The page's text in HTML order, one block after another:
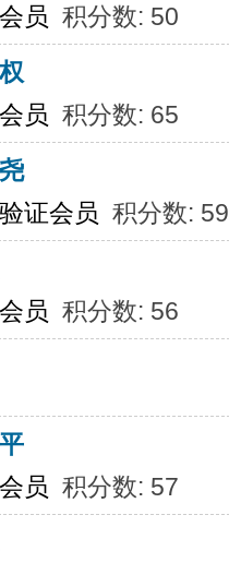
员 积分数: 50
员 积分数: 65
证会员 积分数: 59
员 积分数: 56
员 积分数: 57